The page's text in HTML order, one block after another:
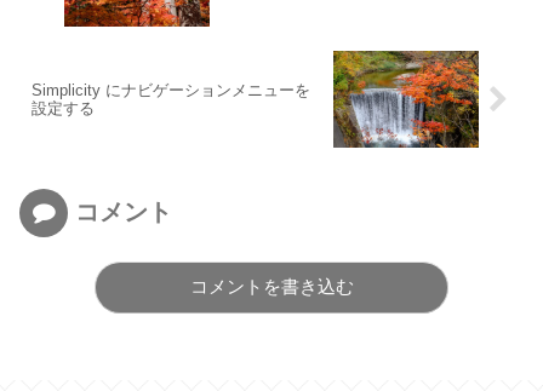
Simplicity にナビゲーションメニューを
設定する
コメント
コメントを書き込む